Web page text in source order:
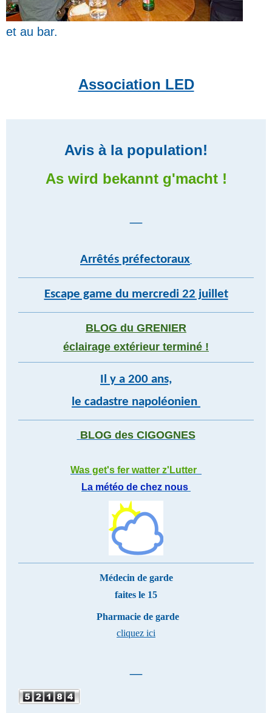
et au bar.
Association LED
Avis à la population!
As wird bekannt g'macht !
Arrêtés préfectoraux
Escape game du mercredi 22 juillet
BLOG du GRENIER
éclairage extérieur terminé !
Il y a 200 ans,
le cadastre napoléonien
BLOG des CIGOGNES
Was get's fer watter z'Lutter
La météo de chez nous
Médecin de garde
faites le 15
Pharmacie de garde
cliquez ici